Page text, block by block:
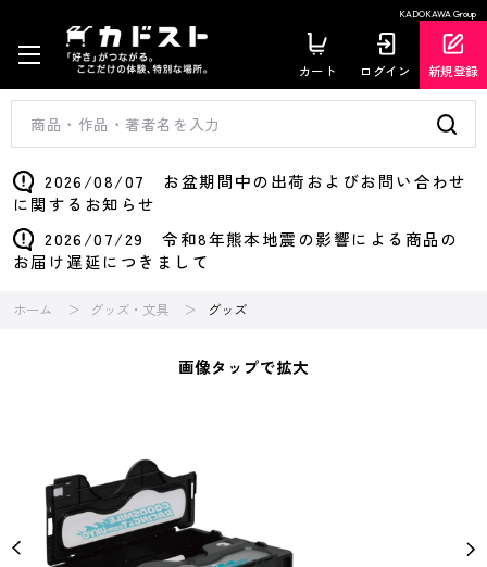
KADOKAWA Group
カート ログイン 新規登録
2026/08/07 お盆期間中の出荷およびお問い合わせ
に関するお知らせ
2026/07/29 令和8年熊本地震の影響による商品の
お届け遅延につきまして
ホーム グッズ・文具 グッズ
画像タップで拡大